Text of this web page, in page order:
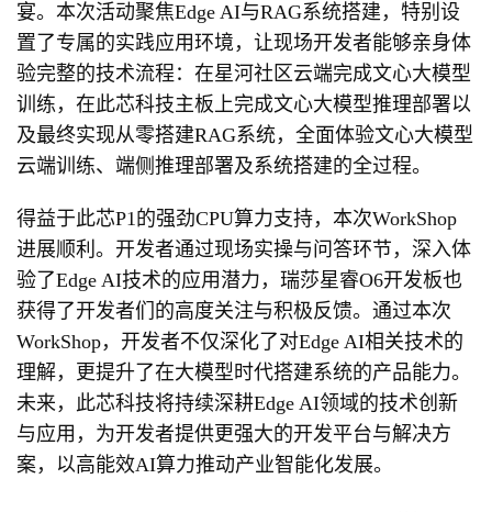
宴。本次活动聚焦Edge AI与RAG系统搭建，特别设
置了专属的实践应用环境，让现场开发者能够亲身体
验完整的技术流程：在星河社区云端完成文心大模型
训练，在此芯科技主板上完成文心大模型推理部署以
及最终实现从零搭建RAG系统，全面体验文心大模型
云端训练、端侧推理部署及系统搭建的全过程。
得益于此芯P1的强劲CPU算力支持，本次WorkShop
进展顺利。开发者通过现场实操与问答环节，深入体
验了Edge AI技术的应用潜力，瑞莎星睿O6开发板也
获得了开发者们的高度关注与积极反馈。通过本次
WorkShop，开发者不仅深化了对Edge AI相关技术的
理解，更提升了在大模型时代搭建系统的产品能力。
未来，此芯科技将持续深耕Edge AI领域的技术创新
与应用，为开发者提供更强大的开发平台与解决方
案，以高能效AI算力推动产业智能化发展。